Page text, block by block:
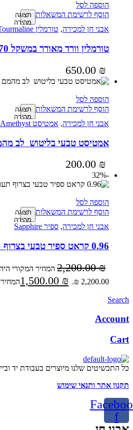
הוספה לסל
הוסף לרשימת המשאלות תצוגה
מהירה
אבני חן למכירה, טורמלין Tourmaline
טורמלין וורד מאורך במשקל 1.70 קראט
650.00 ₪
הוספה לסל
הוסף לרשימת המשאלות תצוגה
מהירה
אבני חן למכירה, אמטיסט Amethyst
אמטיסט טבעי בליטוש לב
200.00 ₪
-32%
הוספה לסל
הוסף לרשימת המשאלות תצוגה
מהירה
אבני חן למכירה, ספיר Sapphire
0.96 קראט ספיר טבעי בצרוף תעודה גמולוגית
2,200.00₪
המחיר המקורי
2,200.00 ₪.
1,500.00 ₪ המחיר
Search
Account
Cart
כל התכשיטים שלנו מיוצרים בעבודת יד
תקנון אתר ותנאי שימוש
f